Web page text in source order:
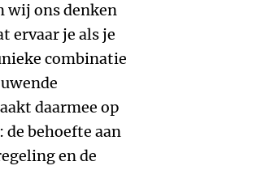
wij ons denken
ervaar je als je
combinatie
daarmee op
behoefte aan
en de